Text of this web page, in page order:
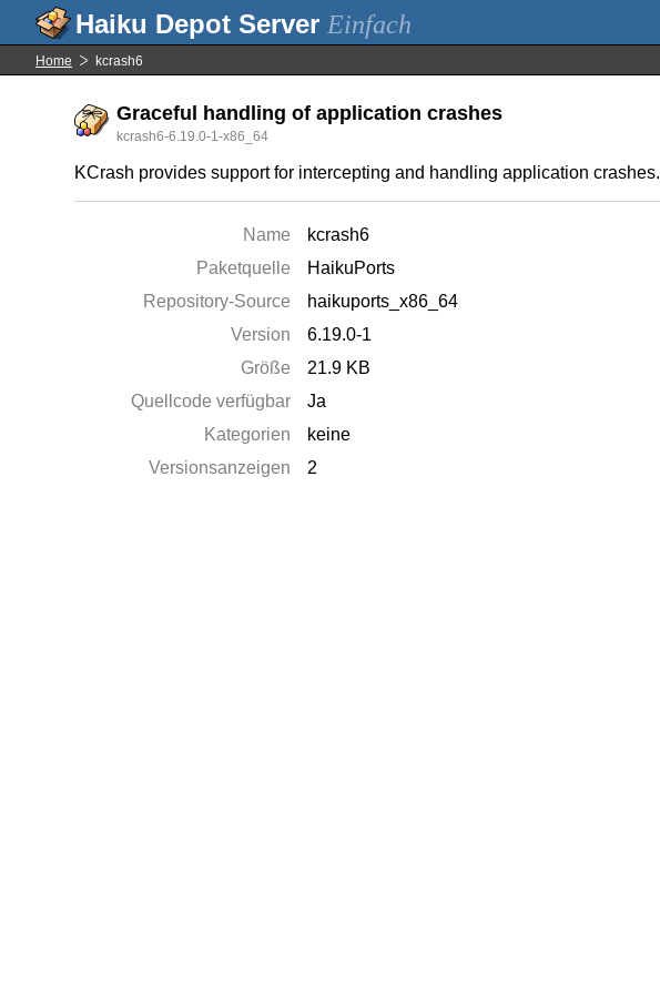
Einfach
Home kcrash6
Graceful handling of application crashes
kcrash6-6.19.0-1-x86_64
KCrash provides support for intercepting and handling application crashes.
Name
kcrash6
Paketquelle
HaikuPorts
Repository-Source
haikuports_x86_64
Version
6.19.0-1
Größe
21.9 KB
Quellcode verfügbar
Ja
Kategorien
keine
Versionsanzeigen
2